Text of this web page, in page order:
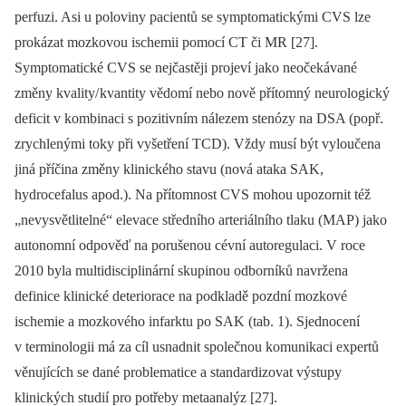
perfuzi. Asi u poloviny pacientů se symptomatickými CVS lze
prokázat mozkovou ischemii pomocí CT či MR [27].
Symptomatické CVS se nejčastěji projeví jako neočekávané
změny kvality/ kvantity vědomí nebo nově přítomný neurologický
deficit v kombinaci s pozitivním nálezem stenózy na DSA (popř.
zrychlenými toky při vyšetření TCD). Vždy musí být vyloučena
jiná příčina změny klinického stavu (nová ataka SAK,
hydrocefalus apod.). Na přítomnost CVS mohou upozornit též
„nevysvětlitelné“ elevace středního arteriálního tlaku (MAP) jako
autonomní odpověď na porušenou cévní autoregulaci. V roce
2010 byla multidisciplinární skupinou odborníků navržena
definice klinické deteriorace na podkladě pozdní mozkové
ischemie a mozkového infarktu po SAK (tab. 1). Sjednocení
v terminologii má za cíl usnadnit společnou komunikaci expertů
věnujících se dané problematice a standardizovat výstupy
klinických studií pro potřeby metaanalýz [27].